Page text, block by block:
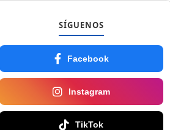
SÍGUENOS
Facebook
Instagram
TikTok